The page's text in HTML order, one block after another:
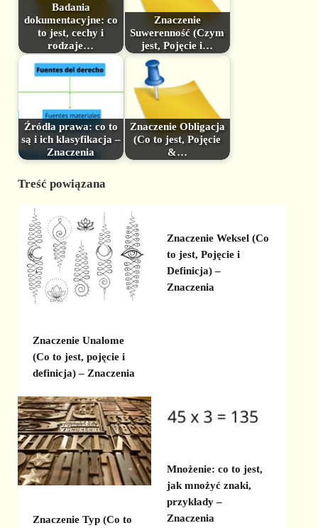
Badania
dokumentacyjne: co
to jest, cechy i
rodzaje…
Znaczenie
Suwerenność (Czym
jest, Pojęcie i…
Źródła prawa: co to
są i ich klasyfikacja –
Znaczenia
Znaczenie Obligacja
(Co to jest, Pojęcie
&…
Treść powiązana
Znaczenie Unalome
(Co to jest, pojęcie i
definicja) – Znaczenia
Znaczenie Weksel (Co
to jest, Pojęcie i
Definicja) –
Znaczenia
Znaczenie Typ (Co to
Mnożenie: co to jest,
jak mnożyć znaki,
przykłady –
Znaczenia